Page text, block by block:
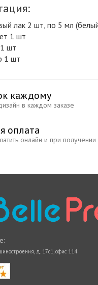
лак 2 шт, по 5 мл
1 шт
шт
1 шт
каждому
в каждом заказе
оплата
онлайн и при получении
д. 17с1, офис 114